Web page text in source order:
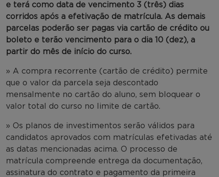
e terá como data de vencimento 3 (três) dias
corridos após a efetivação de matrícula. As demais
parcelas poderão ser pagas via cartão de crédito ou
boleto e terão vencimento para o dia 10 (dez), a
partir do mês de início do curso.
» A compra recorrente (cartão de crédito) permite
que o valor da parcela seja descontado
mensalmente no cartão do aluno, sem bloquear o
valor total do curso no limite de cartão.
» Os planos de investimentos serão válidos para
candidatos aprovados com matrículas efetivadas até
as datas mencionadas acima. O processo de
matrícula compreende entrega da documentação,
assinatura do contrato e pagamento da primeira